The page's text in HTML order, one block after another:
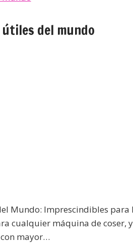
del mundo
Mundo: Imprescindibles para
cualquier máquina de coser,
mayor…